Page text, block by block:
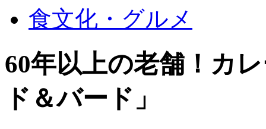
食文化・グルメ
60年以上の老舗！カ
ド＆バード」